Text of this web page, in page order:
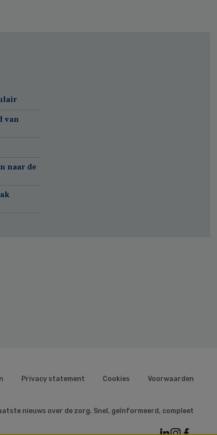
van
naar de
Privacy statement Cookies Voorwaarden
nieuws over de zorg. Snel, geïnformeerd, compleet